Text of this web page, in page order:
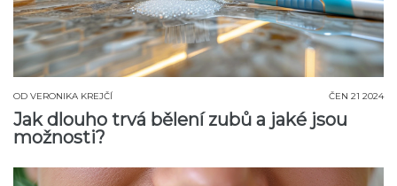
OD VERONIKA KREJČÍ ČEN 21 2024
Jak dlouho trvá bělení zubů a jaké jsou
možnosti?